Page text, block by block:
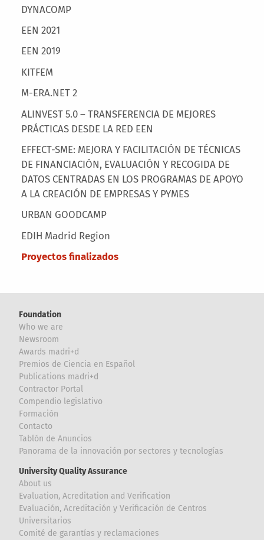
Main menu
DYNACOMP
EEN 2021
EEN 2019
KITFEM
M-ERA.NET 2
ALINVEST 5.0 – TRANSFERENCIA DE MEJORES
PRÁCTICAS DESDE LA RED EEN
EFFECT-SME: MEJORA Y FACILITACIÓN DE TÉCNICAS
DE FINANCIACIÓN, EVALUACIÓN Y RECOGIDA DE
DATOS CENTRADAS EN LOS PROGRAMAS DE APOYO
A LA CREACIÓN DE EMPRESAS Y PYMES
URBAN GOODCAMP
EDIH Madrid Region
Proyectos finalizados
Foundation
Who we are
Newsroom
Awards madri+d
Premios de Ciencia en Español
Publications madri+d
Contractor Portal
Compendio legislativo
Formación
Contacto
Tablón de Anuncios
Panorama de la innovación por sectores y tecnologías
University Quality Assurance
About us
Evaluation, Acreditation and Verification
Evaluación, Acreditación y Verificación de Centros
Universitarios
Comité de garantías y reclamaciones